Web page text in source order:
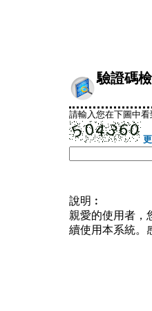
驗證碼
請輸入您在下圖中
說明︰
親愛的使用者，
續使用本系統。